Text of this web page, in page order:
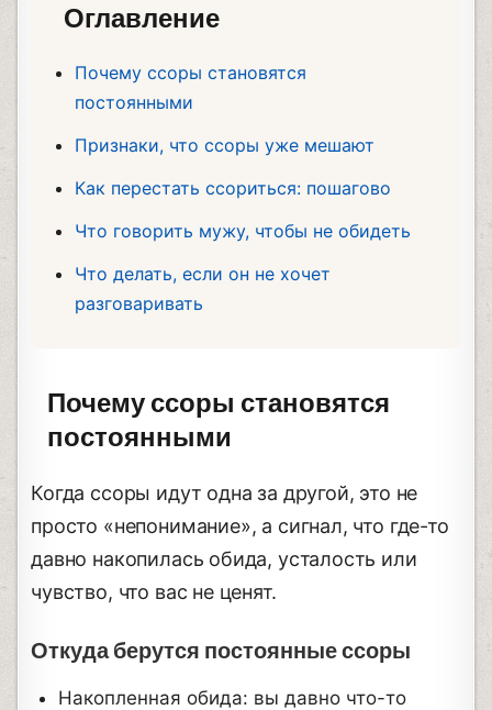
Оглавление
Почему ссоры становятся
постоянными
Признаки, что ссоры уже мешают
Как перестать ссориться: пошагово
Что говорить мужу, чтобы не обидеть
Что делать, если он не хочет
разговаривать
Почему ссоры становятся
постоянными
Когда ссоры идут одна за другой, это не
просто «непонимание», а сигнал, что где-то
давно накопилась обида, усталость или
чувство, что вас не ценят.
Откуда берутся постоянные ссоры
Накопленная обида: вы давно что-то